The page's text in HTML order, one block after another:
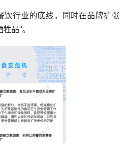
饮行业的底线，同时在品牌扩张
品”。